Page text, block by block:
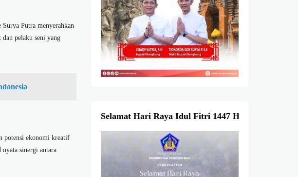
Putra menyerahkan
dan pelaku seni yang
potensi ekonomi kreatif
nyata sinergi antara
Selamat Hari Raya Idul Fitri 1447 Hijriah